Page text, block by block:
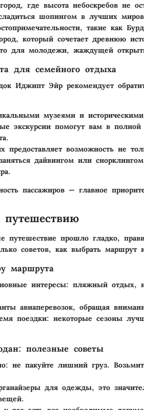
где высота небоскребов не
шопингом в лучших
такие как
который сочетает древнюю
для молодежи, жаждущей
для семейного отдыха
Иджипт Эйр рекомендует
музеями и
экскурсии помогут вам в полной
предоставляет возможность не
дайвингом или
пассажиров — главное
путешествию
путешествие прошло гладко,
советов, как выбрать маршрут
маршрута
интересы: пляжный отдых,
авиаперевозок, обращая
поездки: некоторые сезоны
полезные советы
: не пакуйте лишний груз.
для одежды, это